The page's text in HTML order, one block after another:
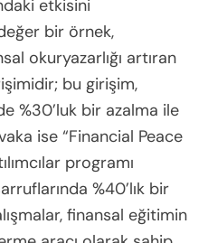
etme ve yatırım
almalarına
arasında artan
özsaygı ve kişisel
bir kontrol duygusu
sağlıklı bir topluma